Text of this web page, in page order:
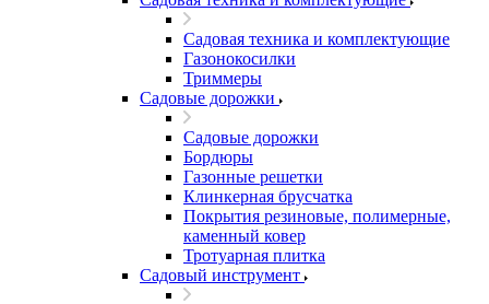
Садовая техника и комплектующие
Газонокосилки
Триммеры
Садовые дорожки
Садовые дорожки
Бордюры
Газонные решетки
Клинкерная брусчатка
Покрытия резиновые, полимерные,
каменный ковер
Тротуарная плитка
Садовый инструмент